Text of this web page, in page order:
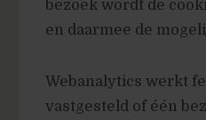
bezoek wordt de
en daarmee de
Webanalytics werkt
vastgesteld of één